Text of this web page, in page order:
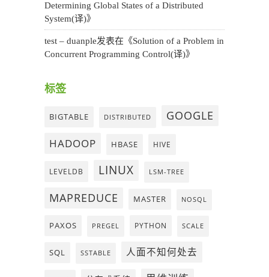
Determining Global States of a Distributed
System(译)》
test – duanple发表在《Solution of a Problem in
Concurrent Programming Control(译)》
标签
BIGTABLE DISTRIBUTED GOOGLE
HADOOP HBASE HIVE
LEVELDB LINUX LSM-TREE
MAPREDUCE MASTER NOSQL
PAXOS PREGEL PYTHON SCALE
SQL SSTABLE 人面不知何处去